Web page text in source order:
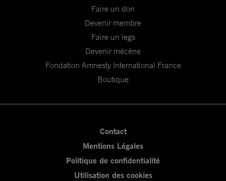
Faire un don
Devenir membre
Faire un legs
Devenir mécène
Fondation Amnesty International France
Boutique
Contact
Mentions Légales
Politique de confidentialité
Utilisation des cookies